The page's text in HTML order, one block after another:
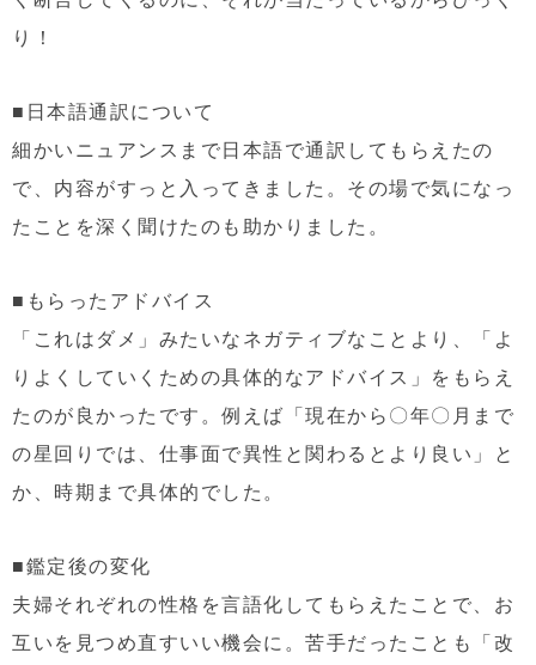
り！
■日本語通訳について
細かいニュアンスまで日本語で通訳してもらえたの
で、内容がすっと入ってきました。その場で気になっ
たことを深く聞けたのも助かりました。
■もらったアドバイス
「これはダメ」みたいなネガティブなことより、「よ
りよくしていくための具体的なアドバイス」をもらえ
たのが良かったです。例えば「現在から〇年〇月まで
の星回りでは、仕事面で異性と関わるとより良い」と
か、時期まで具体的でした。
■鑑定後の変化
夫婦それぞれの性格を言語化してもらえたことで、お
互いを見つめ直すいい機会に。苦手だったことも「改